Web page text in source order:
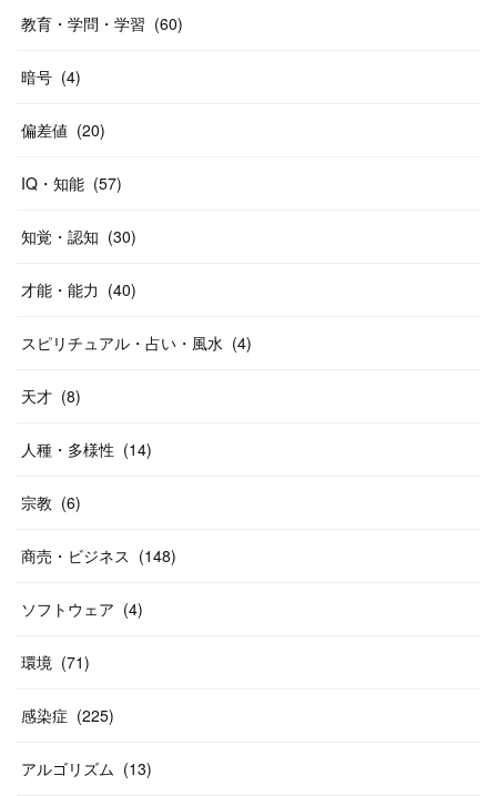
教育・学問・学習 (60)
暗号 (4)
偏差値 (20)
IQ・知能 (57)
知覚・認知 (30)
才能・能力 (40)
スピリチュアル・占い・風水 (4)
天才 (8)
人種・多様性 (14)
宗教 (6)
商売・ビジネス (148)
ソフトウェア (4)
環境 (71)
感染症 (225)
アルゴリズム (13)